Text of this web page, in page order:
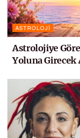
ASTROLOJI
Astrolojiye
Yoluna Girecek